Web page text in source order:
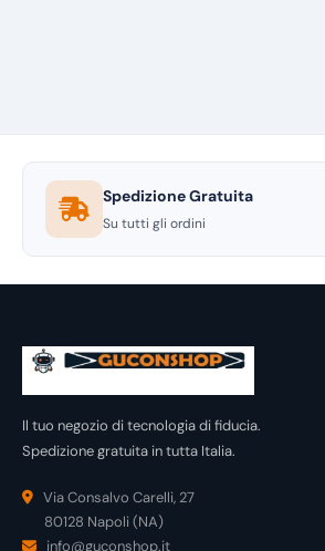
Spedizione Gratuita
Su tutti gli ordini
Il tuo negozio di tecnologia di fiducia.
Spedizione gratuita in tutta Italia.
Via Consalvo Carelli, 27
80128 Napoli (NA)
info@guconshop.it